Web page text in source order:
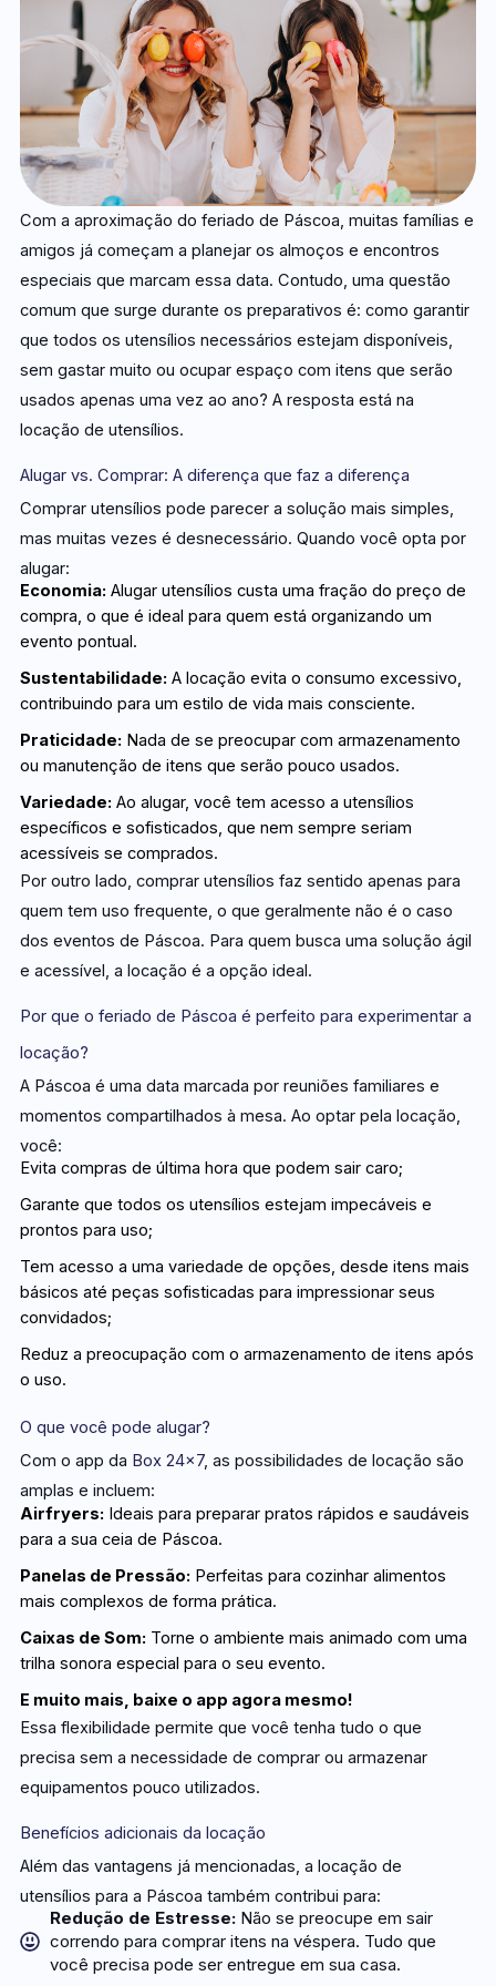
Com a aproximação do feriado de Páscoa, muitas famílias e
amigos já começam a planejar os almoços e encontros
especiais que marcam essa data. Contudo, uma questão
comum que surge durante os preparativos é: como garantir
que todos os utensílios necessários estejam disponíveis,
sem gastar muito ou ocupar espaço com itens que serão
usados apenas uma vez ao ano? A resposta está na
locação de utensílios.
Alugar vs. Comprar: A diferença que faz a diferença
Comprar utensílios pode parecer a solução mais simples,
mas muitas vezes é desnecessário. Quando você opta por
alugar:
Economia: Alugar utensílios custa uma fração do preço de
compra, o que é ideal para quem está organizando um
evento pontual.
Sustentabilidade: A locação evita o consumo excessivo,
contribuindo para um estilo de vida mais consciente.
Praticidade: Nada de se preocupar com armazenamento
ou manutenção de itens que serão pouco usados.
Variedade: Ao alugar, você tem acesso a utensílios
específicos e sofisticados, que nem sempre seriam
acessíveis se comprados.
Por outro lado, comprar utensílios faz sentido apenas para
quem tem uso frequente, o que geralmente não é o caso
dos eventos de Páscoa. Para quem busca uma solução ágil
e acessível, a locação é a opção ideal.
Por que o feriado de Páscoa é perfeito para experimentar a
locação?
A Páscoa é uma data marcada por reuniões familiares e
momentos compartilhados à mesa. Ao optar pela locação,
você:
Evita compras de última hora que podem sair caro;
Garante que todos os utensílios estejam impecáveis e
prontos para uso;
Tem acesso a uma variedade de opções, desde itens mais
básicos até peças sofisticadas para impressionar seus
convidados;
Reduz a preocupação com o armazenamento de itens após
o uso.
O que você pode alugar?
Com o app da Box 24×7, as possibilidades de locação são
amplas e incluem:
Airfryers: Ideais para preparar pratos rápidos e saudáveis
para a sua ceia de Páscoa.
Panelas de Pressão: Perfeitas para cozinhar alimentos
mais complexos de forma prática.
Caixas de Som: Torne o ambiente mais animado com uma
trilha sonora especial para o seu evento.
E muito mais, baixe o app agora mesmo!
Essa flexibilidade permite que você tenha tudo o que
precisa sem a necessidade de comprar ou armazenar
equipamentos pouco utilizados.
Benefícios adicionais da locação
Além das vantagens já mencionadas, a locação de
utensílios para a Páscoa também contribui para:
Redução de Estresse: Não se preocupe em sair
correndo para comprar itens na véspera. Tudo que
você precisa pode ser entregue em sua casa.